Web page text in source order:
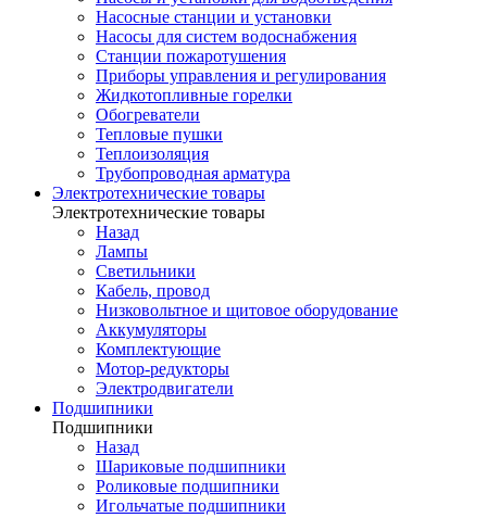
Насосные станции и установки
Насосы для систем водоснабжения
Станции пожаротушения
Приборы управления и регулирования
Жидкотопливные горелки
Обогреватели
Тепловые пушки
Теплоизоляция
Трубопроводная арматура
Электротехнические товары
Электротехнические товары
Назад
Лампы
Светильники
Кабель, провод
Низковольтное и щитовое оборудование
Аккумуляторы
Комплектующие
Мотор-редукторы
Электродвигатели
Подшипники
Подшипники
Назад
Шариковые подшипники
Роликовые подшипники
Игольчатые подшипники